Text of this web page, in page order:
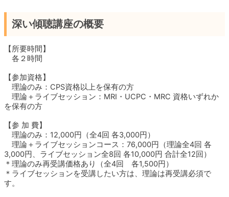
深い傾聴講座の概要
【所要時間】
各２時間
【参加資格】
理論のみ：CPS資格以上を保有の方
理論＋ライブセッション：MRI・UCPC・MRC 資格いずれか
を保有の方
【参 加 費】
理論のみ：12,000円（全4回 各3,000円）
理論＋ライブセッションコース：76,000円（理論全4回 各
3,000円、ライブセッション全8回 各10,000円 合計全12回）
＊理論のみ再受講価格あり（全4回 各1,500円）
＊ライブセッションを受講したい方は、理論は再受講必須で
す。